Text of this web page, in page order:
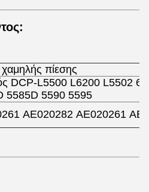
πίεσης
DCP-L5500 L6200 L5502
5585D 5590 5595
AE020282 AE020261